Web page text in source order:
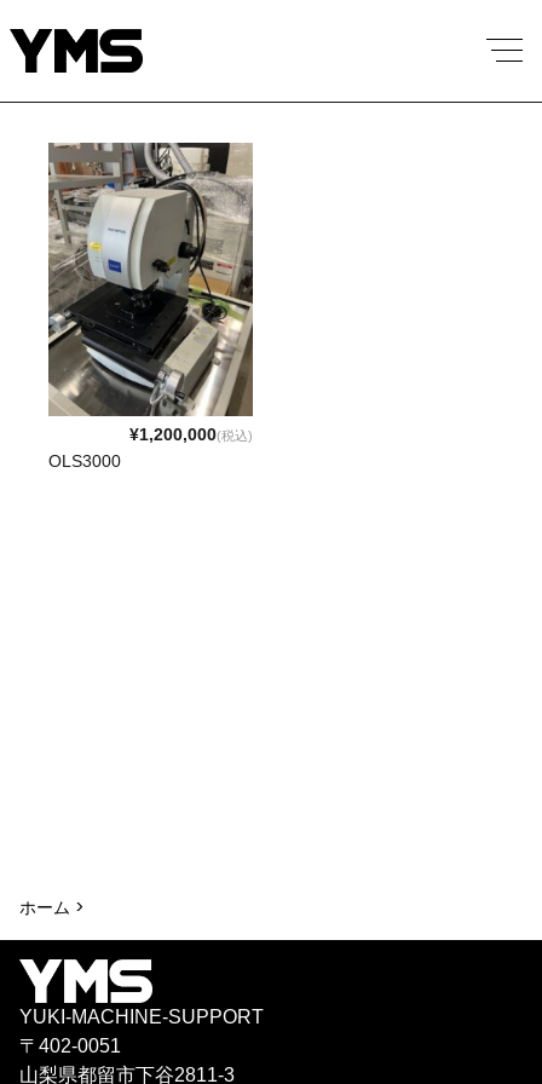
¥1,200,000(税込)
OLS3000
ホーム >
YUKI-MACHINE-SUPPORT
〒402-0051
山梨県都留市下谷2811-3